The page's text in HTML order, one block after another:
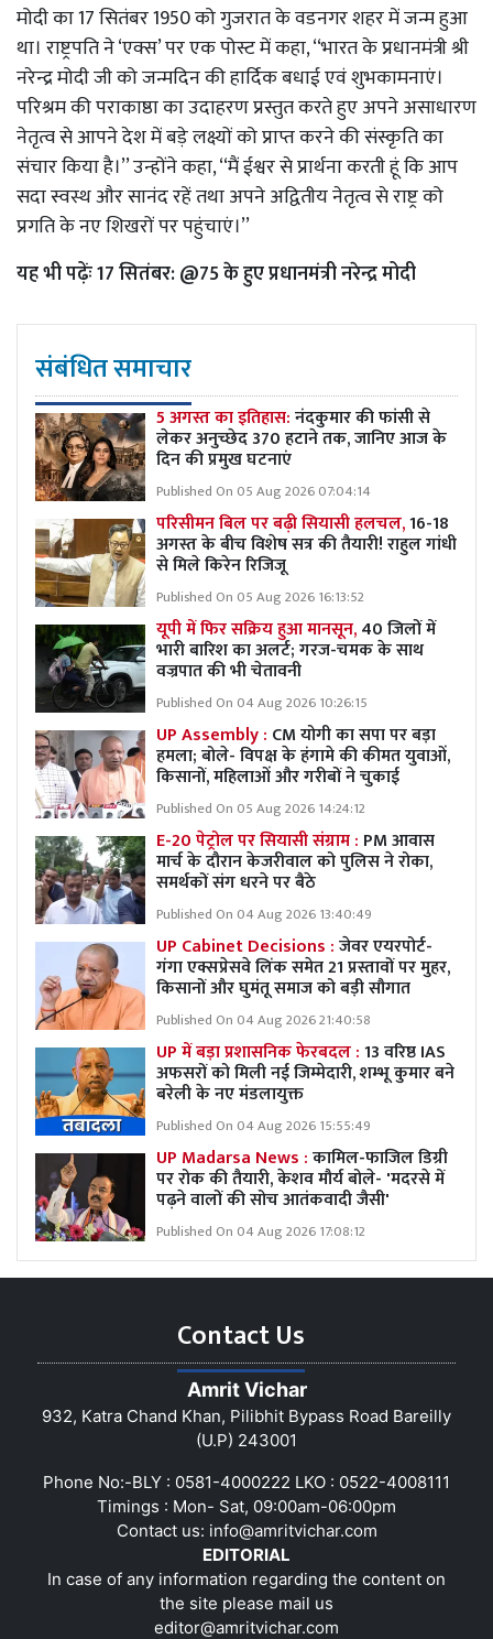
मोदी का 17 सितंबर 1950 को गुजरात के वडनगर शहर में जन्म हुआ
था। राष्ट्रपति ने ‘एक्स’ पर एक पोस्ट में कहा, ‘‘भारत के प्रधानमंत्री श्री
नरेन्द्र मोदी जी को जन्मदिन की हार्दिक बधाई एवं शुभकामनाएं।
परिश्रम की पराकाष्ठा का उदाहरण प्रस्तुत करते हुए अपने असाधारण
नेतृत्व से आपने देश में बड़े लक्ष्यों को प्राप्त करने की संस्कृति का
संचार किया है।’’ उन्होंने कहा, ‘‘मैं ईश्वर से प्रार्थना करती हूं कि आप
सदा स्वस्थ और सानंद रहें तथा अपने अद्वितीय नेतृत्व से राष्ट्र को
प्रगति के नए शिखरों पर पहुंचाएं।’’
यह भी पढ़ेंः17 सितंबर: @75 के हुए प्रधानमंत्री नरेन्द्र मोदी
संबंधित समाचार
5 अगस्त का इतिहास:नंदकुमार की फांसी से
लेकर अनुच्छेद 370 हटाने तक, जानिए आज के
दिन की प्रमुख घटनाएं
Published On 05 Aug 2026 07:04:14
परिसीमन बिल पर बढ़ी सियासी हलचल,16-18
अगस्त के बीच विशेष सत्र की तैयारी! राहुल गांधी
से मिले किरेन रिजिजू
Published On 05 Aug 2026 16:13:52
यूपी में फिर सक्रिय हुआ मानसून,40 जिलों में
भारी बारिश का अलर्ट; गरज-चमक के साथ
वज्रपात की भी चेतावनी
Published On 04 Aug 2026 10:26:15
UP Assembly : CM योगी का सपा पर बड़ा
हमला; बोले- विपक्ष के हंगामे की कीमत युवाओं,
किसानों, महिलाओं और गरीबों ने चुकाई
Published On 05 Aug 2026 14:24:12
E-20 पेट्रोल पर सियासी संग्राम : PM आवास
मार्च के दौरान केजरीवाल को पुलिस ने रोका,
समर्थकों संग धरने पर बैठे
Published On 04 Aug 2026 13:40:49
UP Cabinet Decisions :जेवर एयरपोर्ट-
गंगा एक्सप्रेसवे लिंक समेत 21 प्रस्तावों पर मुहर,
किसानों और घुमंतू समाज को बड़ी सौगात
Published On 04 Aug 2026 21:40:58
UP में बड़ा प्रशासनिक फेरबदल :13 वरिष्ठ IAS
अफसरों को मिली नई जिम्मेदारी, शम्भू कुमार बने
बरेली के नए मंडलायुक्त
Published On 04 Aug 2026 15:55:49
UP Madarsa News :कामिल-फाजिल डिग्री
पर रोक की तैयारी, केशव मौर्य बोले- 'मदरसे में
पढ़ने वालों की सोच आतंकवादी जैसी'
Published On 04 Aug 2026 17:08:12
Contact Us
Amrit Vichar
932, Katra Chand Khan, Pilibhit Bypass Road Bareilly
(U.P) 243001
Phone No:-BLY : 0581-4000222 LKO : 0522-4008111
Timings : Mon- Sat, 09:00am-06:00pm
Contact us: info@amritvichar.com
EDITORIAL
In case of any information regarding the content on
the site please mail us
editor@amritvichar.com